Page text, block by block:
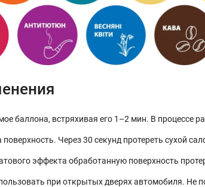
баллона, встряхивая его 1–2 мин. В процессе
Через 30 секунд протереть сухой
эффекта обработанную поверхность
при открытых дверях автомобиля. Не